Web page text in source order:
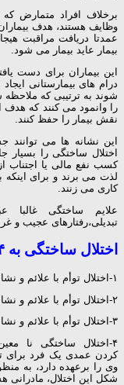
برخلاف افراد متمارض
وظایف هستند، هدف
عمدتا دریافت مراقبت
بیمار عاید بیمار می شود.
این بیماران برای دست
درام های بیمارستانی
شوند به ترتیبی که ملاحظه
را وانمود می کنند که
نقش بیمار را حفظ کنند.
این نشانه ها می توانند
اختلال ساختگی را بسیار
کسب نفع مالی یا اجتناب
لذت می برند و برای اینکه
کاری می زنند.
علایم ساختگی غالبا
تبدیلی،رفتارهای عجیب و
اختلال ساختگی به ۴ گروه تقسیم می شود:
۱-اختلال توأم با علائم و نشانه های عمدتا فیزیکی
۲-اختلال توأم با علائم و نشانه های عمدتا روانشناختی
۳-اختلال توأم با علائم و نشانه های مخلوط فیزیکی و روانشناختی
۴-اختلال ساختگی نا معین(NOS):مثل
کردن عمدی یک فرد برای
وی را برعهده دارد، به
شکل این اختلال، مادرانی